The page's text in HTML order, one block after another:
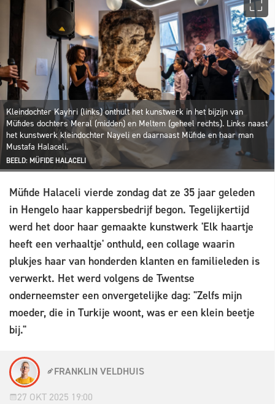
Kleindochter Kayhri (links) onthult het kunstwerk in het bijzijn van
Müfides dochters Meral (midden) en Meltem (geheel rechts). Links naast
het kunstwerk kleindochter Nayeli en daarnaast Müfide en haar man
Mustafa Halaceli.
BEELD: MÜFIDE HALACELI
Müfide Halaceli vierde zondag dat ze 35 jaar geleden
in Hengelo haar kappersbedrijf begon. Tegelijkertijd
werd het door haar gemaakte kunstwerk 'Elk haartje
heeft een verhaaltje' onthuld, een collage waarin
plukjes haar van honderden klanten en familieleden is
verwerkt. Het werd volgens de Twentse
onderneemster een onvergetelijke dag: "Zelfs mijn
moeder, die in Turkije woont, was er een klein beetje
bij."
FRANKLIN VELDHUIS
27 OKT 2025 19:00